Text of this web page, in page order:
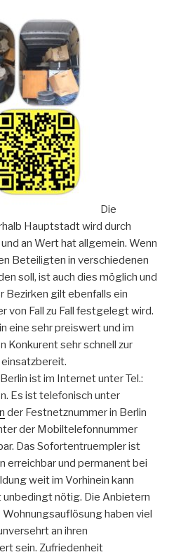
Die
Hauptstadt wird durch
an Wert hat allgemein. Wenn
Beteiligten in verschiedenen
soll, ist auch dies möglich und
Bezirken gilt ebenfalls ein
von Fall zu Fall festgelegt wird.
eine sehr preiswert und im
Konkurent sehr schnell zur
ist im Internet unter Tel.:
Es ist telefonisch unter
der Festnetznummer in Berlin
der Mobiltelefonnummer
Das Sofortentruempler ist
erreichbar und permanent bei
weit im Vorhinein kann
nötig. Die Anbietern
haben viel
an ihren
sein. Zufriedenheit